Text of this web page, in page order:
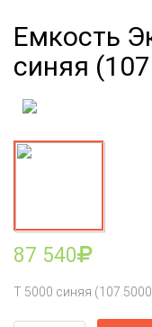
Емкость
синяя
87 540
T 5000 синяя